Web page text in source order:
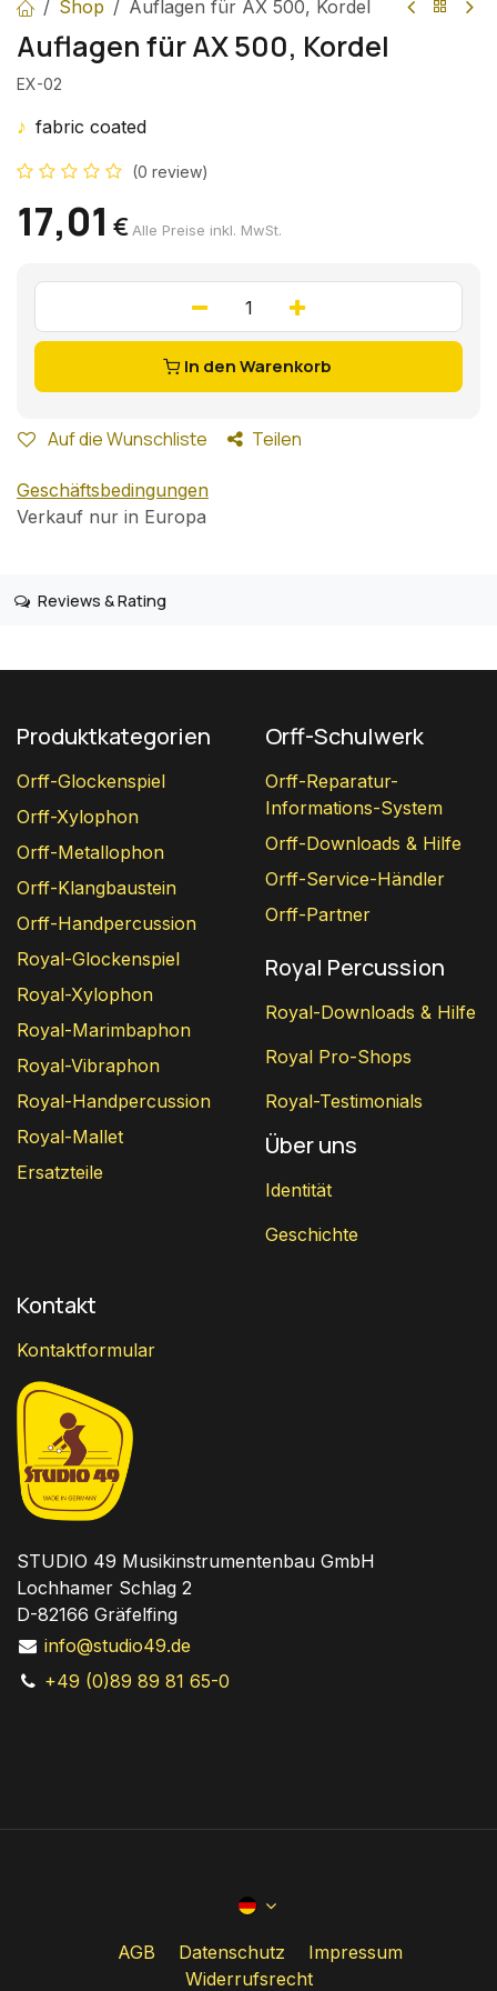
Shop Auflagen für AX 500, Kordel
Auflagen für AX 500, Kordel
EX-02
♪ fabric coated
(0 review)
17,01 € Alle Preise inkl. MwSt.
In den Warenkorb
Auf die Wunschliste Teilen
Geschäftsbedingungen
Verkauf nur in Europa
Reviews & Rating
Produktkategorien
Orff-Glockenspiel
Orff-Xylophon
Orff-Metallophon
Orff-Klangbaustein
Orff-Handpercussion
Royal-Glockenspiel
Royal-Xylophon
Royal-Marimbaphon
Royal-Vibraphon
Royal-Handpercussion
Royal-Mallet
Ersatzteile
Orff-Schulwerk
Orff-Reparatur-
Informations-System
Orff-Downloads & Hilfe
Orff-Service-Händler
Orff-Partner
Royal Percussion
Royal-Downloads & Hilfe
Royal Pro-Shops
Royal-Testimonials
Über uns
Identität
Geschichte
Kontakt
Kontaktformular
STUDIO 49 Musikinstrumentenbau GmbH
Lochhamer Schlag 2
D-82166 Gräfelfing
info@studio49.de
+49 (0)89 89 81 65-0
AGB Datenschutz
Impressum
Widerrufsrecht